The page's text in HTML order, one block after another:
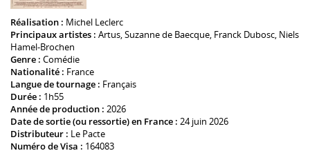
Réalisation : Michel Leclerc
Principaux artistes : Artus Suzanne de Baecque Franck Dubosc Niels
Hamel-Brochen
Genre : Comédie
Nationalité : France
Langue de tournage : Français
Durée : 1h55
Année de production : 2026
Date de sortie (ou ressortie) en France : 24 juin 2026
Distributeur : Le Pacte
Numéro de Visa : 164083